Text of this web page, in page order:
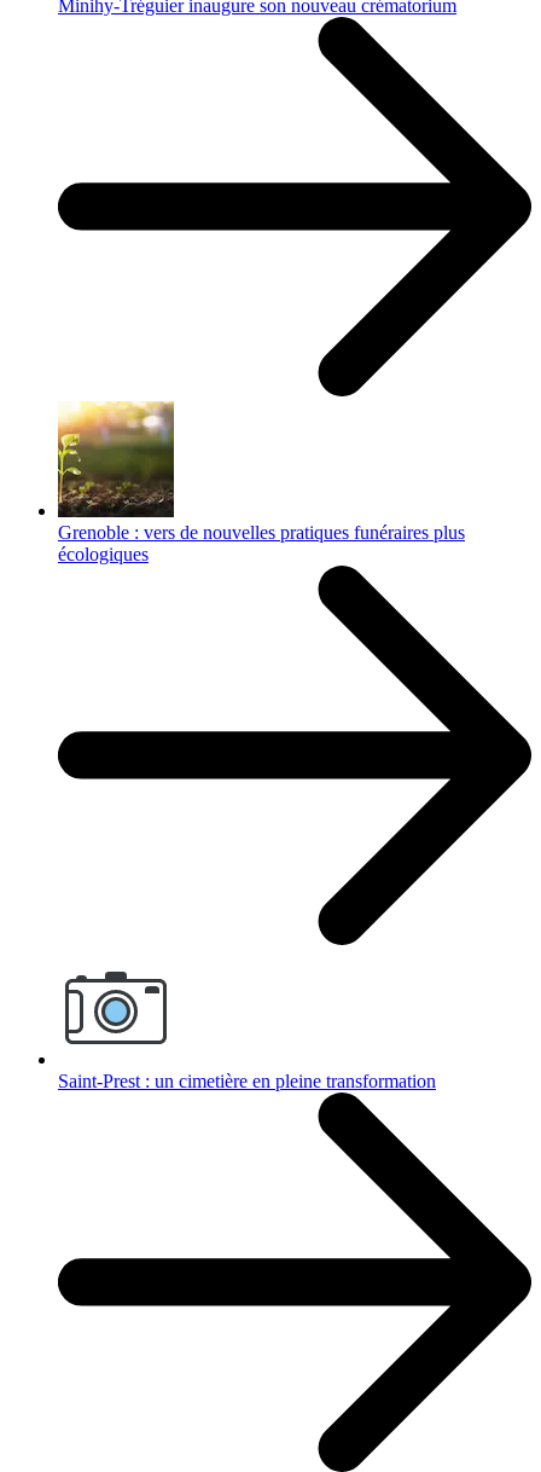
Minihy-Tréguier inaugure son nouveau crématorium
Grenoble : vers de nouvelles pratiques funéraires plus
écologiques
Saint-Prest : un cimetière en pleine transformation